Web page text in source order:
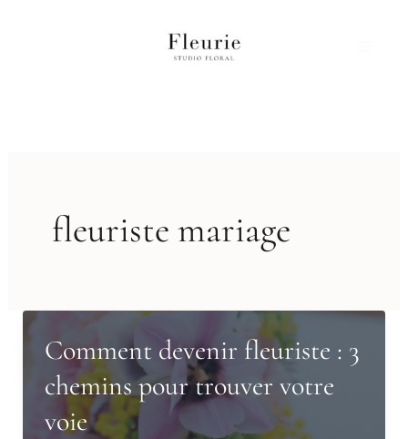
fleuriste mariage
Comment devenir fleuriste : 3
chemins pour trouver votre
voie